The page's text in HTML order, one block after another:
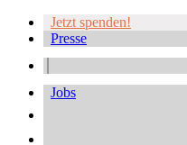
Jetzt spenden!
Presse
Jobs